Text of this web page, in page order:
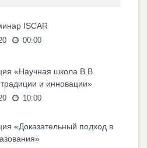
ISCAR
00:00
«Научная школа В.В.
и инновации»
10:00
«Доказательный подход в